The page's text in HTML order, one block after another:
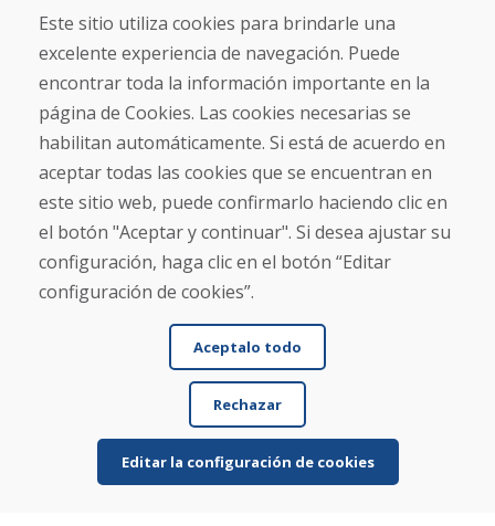
Sobre nosotros
Comercio
Contacto
Compra
Tienda electrónica
Términos y condiciones
Envío y pago
NORMAS DE RECLAMACIÓN
Devolución y cambio de mercancías
Cookies
Este sitio utiliza cookies para brindarle una
excelente experiencia de navegación. Puede
encontrar toda la información importante en la
página de Cookies. Las cookies necesarias se
habilitan automáticamente. Si está de acuerdo en
aceptar todas las cookies que se encuentran en
este sitio web, puede confirmarlo haciendo clic en
el botón "Aceptar y continuar". Si desea ajustar su
configuración, haga clic en el botón “Editar
configuración de cookies”.
Aceptalo todo
Rechazar
Editar la configuración de cookies